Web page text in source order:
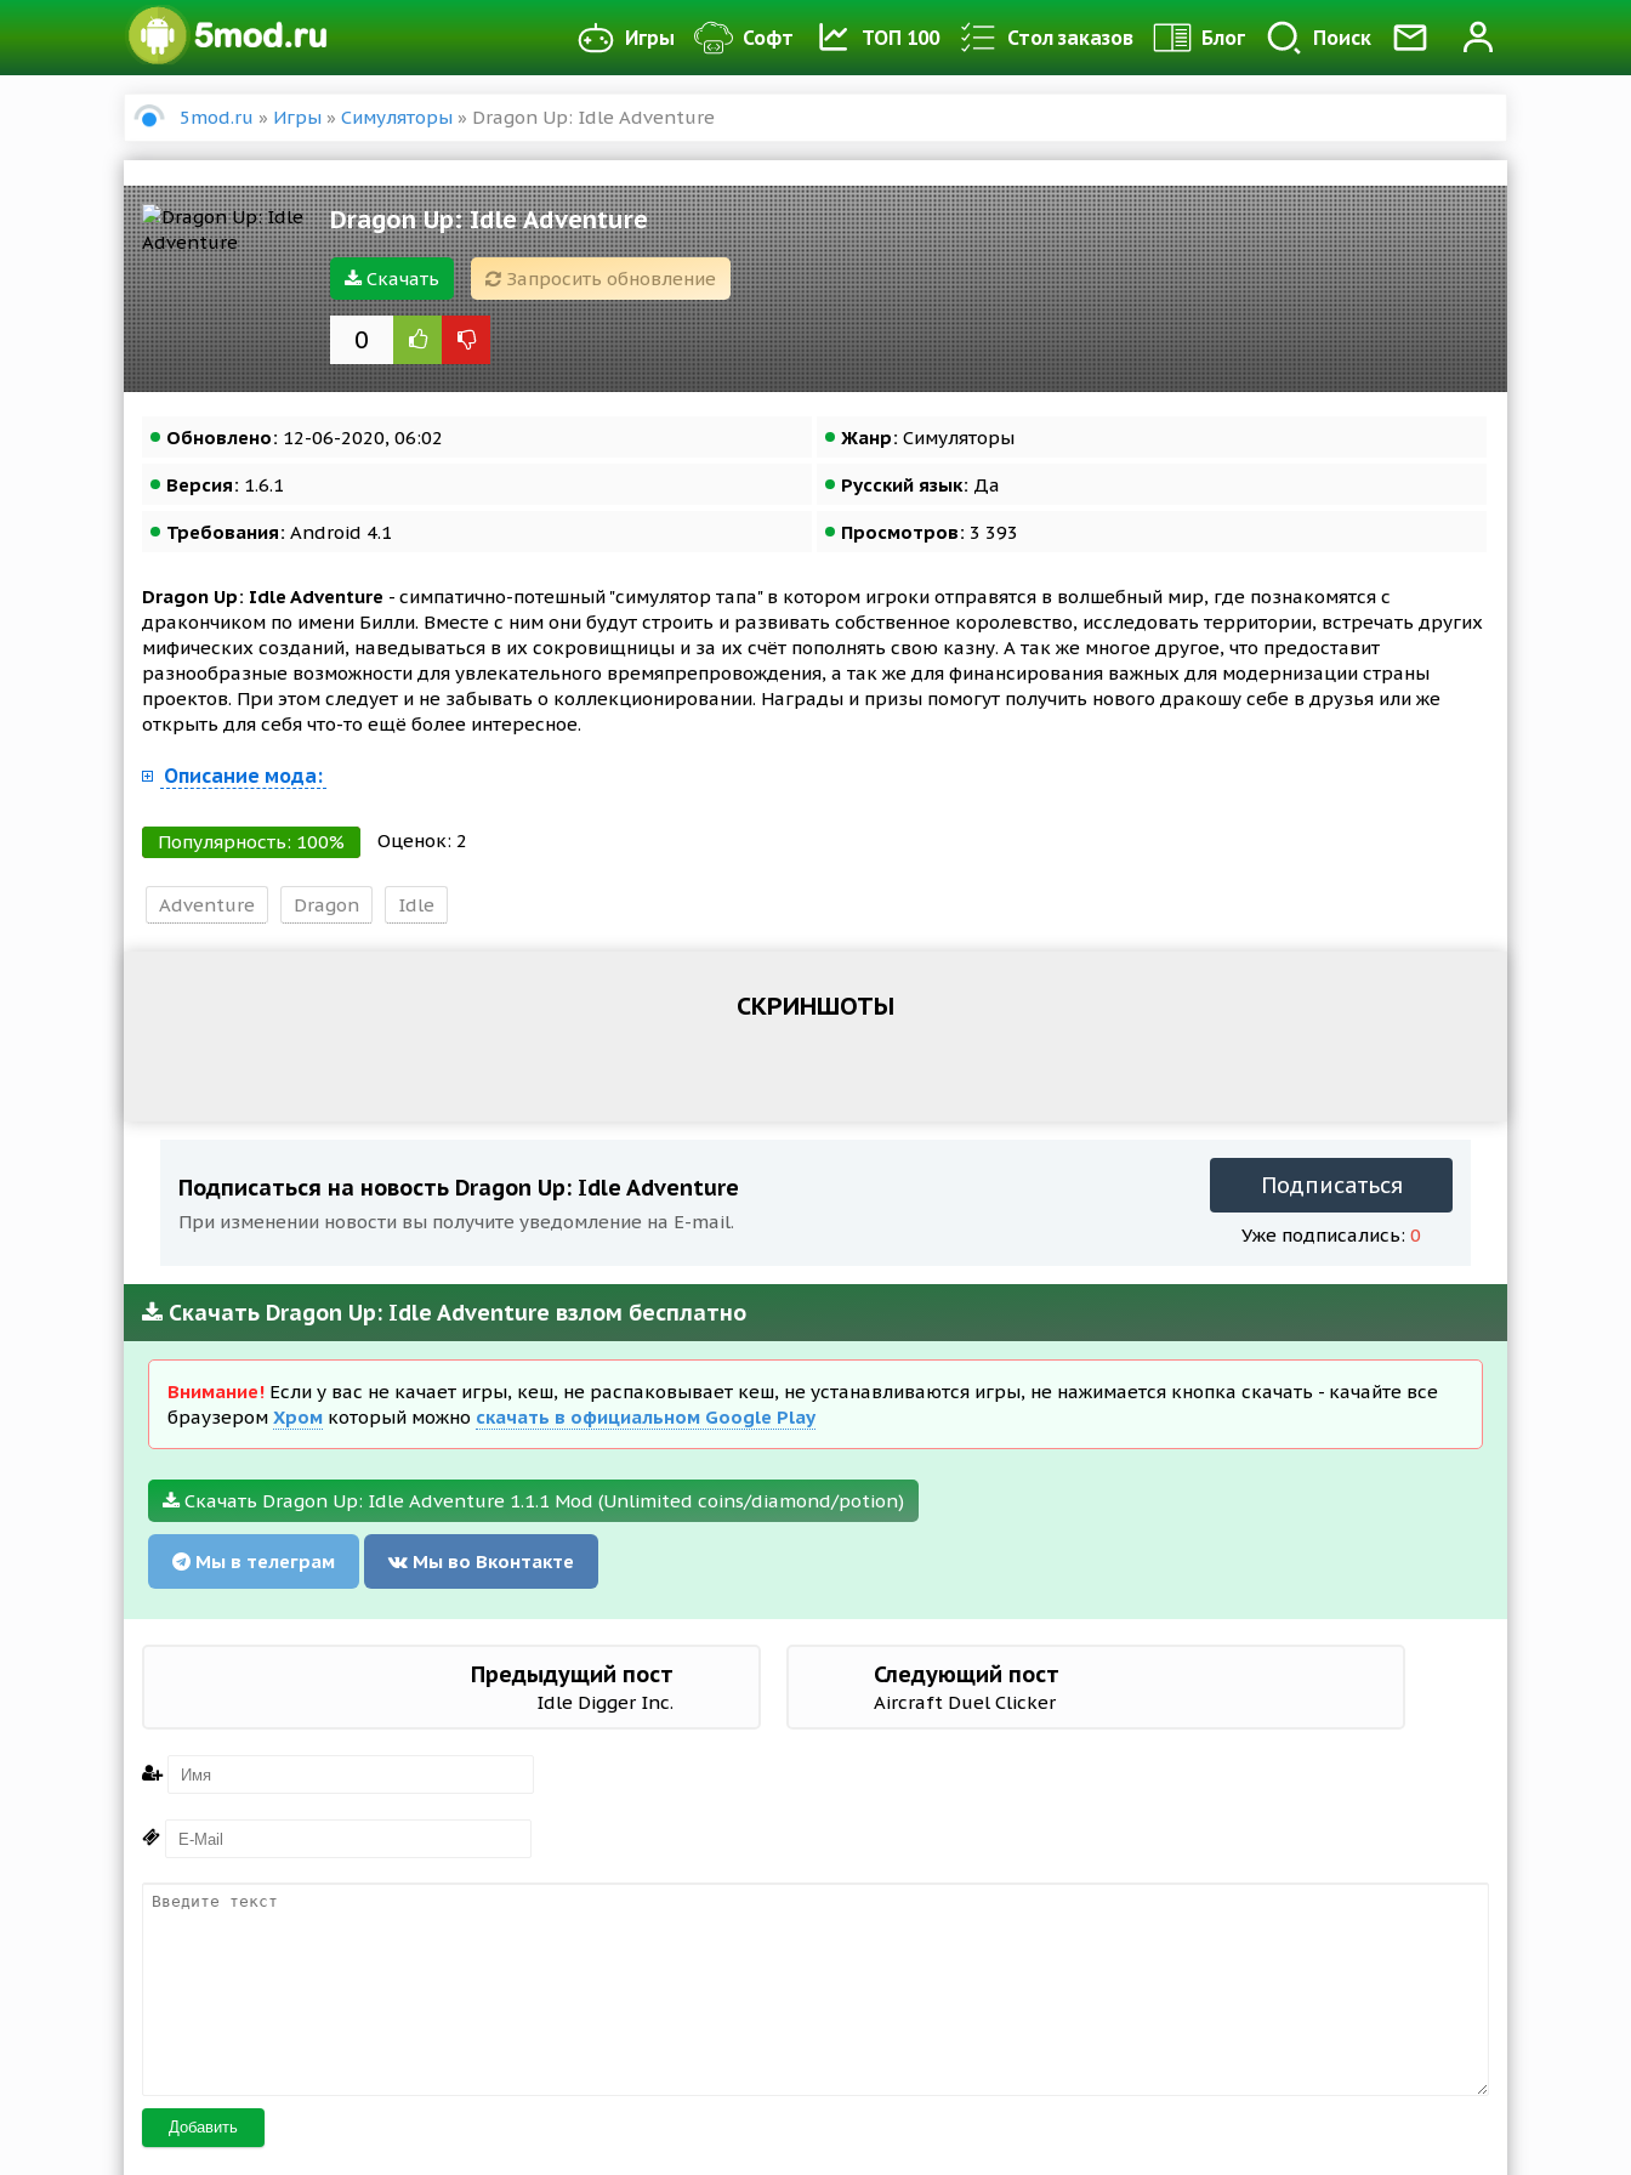
Игры Софт ТОП 100 Стол заказов Блог Поиск
5mod.ru » Игры » Симуляторы » Dragon Up: Idle Adventure
Dragon Up: Idle Adventure
Скачать Запросить обновление
0
Обновлено: 12-06-2020, 06:02 Жанр: Симуляторы
Версия: 1.6.1 Русский язык: Да
Требования: Android 4.1 Просмотров: 3 393
Dragon Up: Idle Adventure - симпатично-потешный "симулятор тапа" в котором игроки отправятся в волшебный мир, где познакомятся с
дракончиком по имени Билли. Вместе с ним они будут строить и развивать собственное королевство, исследовать территории, встречать других
мифических созданий, наведываться в их сокровищницы и за их счёт пополнять свою казну. А так же многое другое, что предоставит
разнообразные возможности для увлекательного времяпрепровождения, а так же для финансирования важных для модернизации страны
проектов. При этом следует и не забывать о коллекционировании. Награды и призы помогут получить нового дракошу себе в друзья или же
открыть для себя что-то ещё более интересное.
Описание мода:
Популярность: 100% Оценок: 2
Adventure Dragon Idle
СКРИНШОТЫ
Подписаться на новость Dragon Up: Idle Adventure
При изменении новости вы получите уведомление на E-mail.
Подписаться
Уже подписались: 0
Скачать Dragon Up: Idle Adventure взлом бесплатно
Внимание! Если у вас не качает игры, кеш, не распаковывает кеш, не устанавливаются игры, не нажимается кнопка скачать - качайте все
браузером Хром который можно скачать в официальном Google Play
Скачать Dragon Up: Idle Adventure 1.1.1 Mod (Unlimited coins/diamond/potion)
Мы в телеграм Мы во Вконтакте
Предыдущий пост
Idle Digger Inc.
Следующий пост
Aircraft Duel Clicker
Добавить